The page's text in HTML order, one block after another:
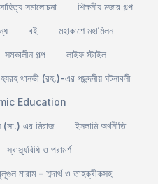
সাহিত্য সমালোচনা
শিক্ষনীয় মজার গল্প
বই
মহাকাশে মহামিলন
সমকালীন গল্প
লাইফ স্টাইল
হযরহ থানভী (রহ.)-এর পছন্দনীয় ঘটনাবলী
Education
(সা.) এর মিরাজ
ইসলামি অর্থনীতি
স্বাস্থ্যবিধি ও পরামর্শ
মারাম - শব্দার্থ ও তাহক্বীকসহ